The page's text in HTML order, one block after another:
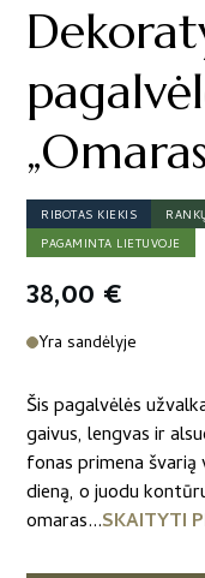
RIBOTAS KIEKIS
PAGAMINTA LIETUVOJE
38,00 €
Yra sandėlyje
Šis pagalvėlės
gaivus, lengvas ir
fonas primena
dieną, o juodu
omaras...SKAITYTI